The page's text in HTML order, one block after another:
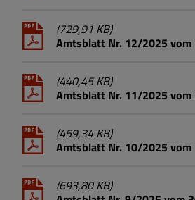
(729,91 KB)
Amtsblatt Nr. 12/2025 vom
(440,45 KB)
Amtsblatt Nr. 11/2025 vom
(459,34 KB)
Amtsblatt Nr. 10/2025 vom
(693,80 KB)